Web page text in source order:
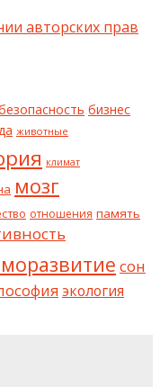
авторских прав
бизнес
животные
климат
мозг
отношения память
сон
экология